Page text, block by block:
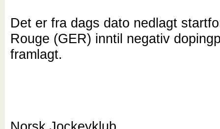
Det er fra dags dato nedlagt
Rouge (GER) inntil negativ
framlagt.